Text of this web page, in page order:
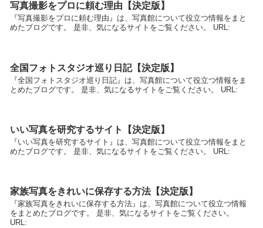
写真撮影をプロに頼む理由【決定版】
『写真撮影をプロに頼む理由』は、写真館について役立つ情報をまと
めたブログです。 是非、気になるサイトをご覧ください。 URL:
全国フォトスタジオ巡り日記【決定版】
『全国フォトスタジオ巡り日記』は、写真館について役立つ情報をま
とめたブログです。 是非、気になるサイトをご覧ください。 URL:
いい写真を研究するサイト【決定版】
『いい写真を研究するサイト』は、写真館について役立つ情報をまと
めたブログです。 是非、気になるサイトをご覧ください。 URL:
家族写真をきれいに保存する方法【決定版】
『家族写真をきれいに保存する方法』は、写真館について役立つ情報
をまとめたブログです。 是非、気になるサイトをご覧ください。
URL: